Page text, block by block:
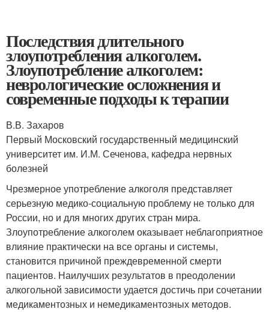
Последствия длительного
злоупотребления алкоголем.
Злоупотребление алкоголем:
неврологические осложнения и
современные подходы к терапии
В.В. Захаров
Первый Московский государственный медицинский
университет им. И.М. Сеченова, кафедра нервных
болезней
Чрезмерное употребление алкоголя представляет
серьезную медико-социальную проблему не только для
России, но и для многих других стран мира.
Злоупотребление алкоголем оказывает неблагоприятное
влияние практически на все органы и системы,
становится причиной преждевременной смерти
пациентов. Наилучших результатов в преодолении
алкогольной зависимости удается достичь при сочетании
медикаментозных и немедикаментозных методов.